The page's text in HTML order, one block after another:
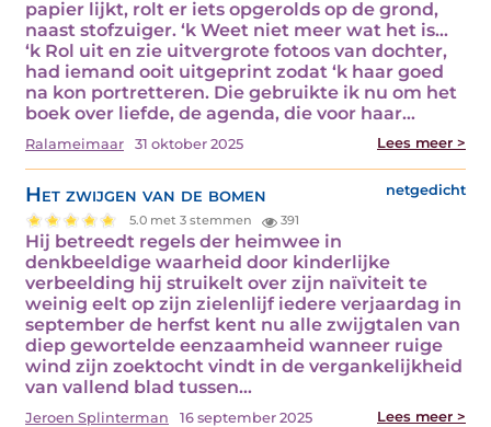
papier lijkt, rolt er iets opgerolds op de grond,
naast stofzuiger. ‘k Weet niet meer wat het is…
‘k Rol uit en zie uitvergrote fotoos van dochter,
had iemand ooit uitgeprint zodat ‘k haar goed
na kon portretteren. Die gebruikte ik nu om het
boek over liefde, de agenda, die voor haar…
Ralameimaar 31 oktober 2025 Lees meer >
Het zwijgen van de bomen netgedicht
5.0 met 3 stemmen 391
Hij betreedt regels der heimwee in
denkbeeldige waarheid door kinderlijke
verbeelding hij struikelt over zijn naïviteit te
weinig eelt op zijn zielenlijf iedere verjaardag in
september de herfst kent nu alle zwijgtalen van
diep gewortelde eenzaamheid wanneer ruige
wind zijn zoektocht vindt in de vergankelijkheid
van vallend blad tussen…
Jeroen Splinterman 16 september 2025 Lees meer >